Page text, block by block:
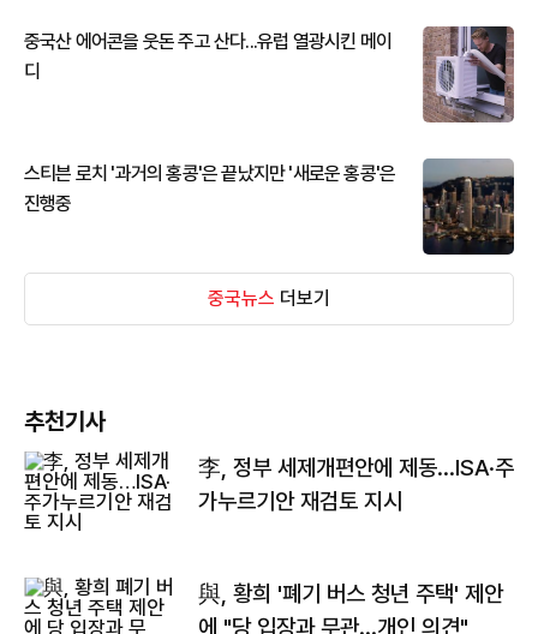
중국산 에어콘을 웃돈 주고 산다...유럽 열광시킨 메이
디
스티븐 로치 '과거의 홍콩'은 끝났지만 '새로운 홍콩'은
진행중
중국뉴스 더보기
추천기사
李, 정부 세제개편안에 제동…ISA·주
가누르기안 재검토 지시
與, 황희 '폐기 버스 청년 주택' 제안
에 "당 입장과 무관…개인 의견"